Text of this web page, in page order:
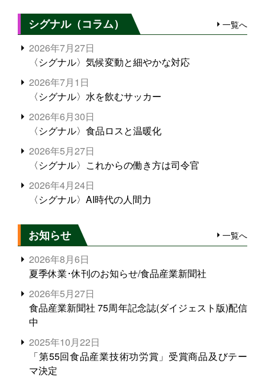
シグナル（コラム） 一覧へ
2026年7月27日
〈シグナル〉気候変動と細やかな対応
2026年7月1日
〈シグナル〉水を飲むサッカー
2026年6月30日
〈シグナル〉食品ロスと温暖化
2026年5月27日
〈シグナル〉これからの働き方は司令官
2026年4月24日
〈シグナル〉AI時代の人間力
お知らせ 一覧へ
2026年8月6日
夏季休業･休刊のお知らせ/食品産業新聞社
2026年5月27日
食品産業新聞社 75周年記念誌(ダイジェスト版)配信
中
2025年10月22日
「第55回食品産業技術功労賞」受賞商品及びテー
マ決定